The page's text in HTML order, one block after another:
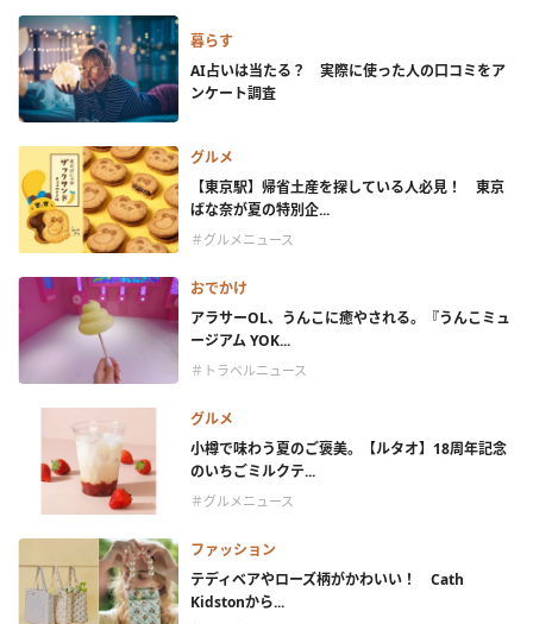
暮らす
AI占いは当たる？ 実際に使った人の口コミをア
ンケート調査
グルメ
【東京駅】帰省土産を探している人必見！ 東京
ばな奈が夏の特別企...
＃グルメニュース
おでかけ
アラサーOL、うんこに癒やされる。『うんこミュ
ージアム YOK...
＃トラベルニュース
グルメ
小樽で味わう夏のご褒美。【ルタオ】18周年記念
のいちごミルクテ...
＃グルメニュース
ファッション
テディベアやローズ柄がかわいい！ Cath
Kidstonから...